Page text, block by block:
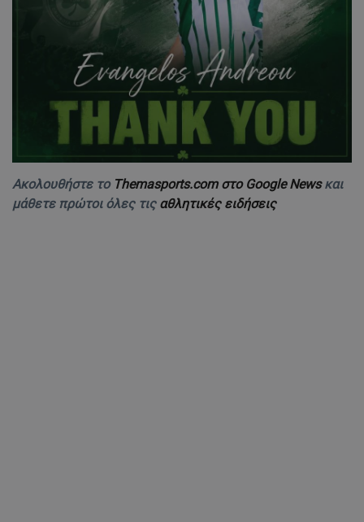
Ακολουθήστε το Themasports.com στο Google Newsκαι
μάθετε πρώτοι όλες τις αθλητικές ειδήσεις